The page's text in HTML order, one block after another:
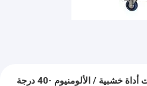
حالة الرحلة الصوتية ، الحالات أداة خشبية / الألومنيوم -40 درجة